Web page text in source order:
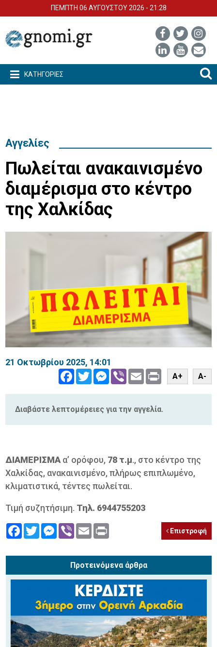
ΠΕΜΠΤΗ 06 ΑΥΓΟΥΣΤΟΥ 2026 - 21:28
ΚΑΤΗΓΟΡΙΕΣ
Αγγελίες
Πωλείται ανακαινισμένο
διαμέρισμα στο κέντρο
της Χαλκίδας
21 Οκτωβρίου 2025, 14:01
FacebookTwitterMessenger
Viber Email PrintA+ A-
Διαβάστε λεπτομέρειες για την αγγελία.
ΔΙΑΜΕΡΙΣΜΑα’ ορόφου, 78 τ.μ., στο κέντρο της
Χαλκίδας, ανακαινισμένο, πλήρως επιπλωμένο,
κλιματιστικά, τέντες πωλείται.
Τιμή συζητήσιμη. Τηλ. 6944755203
FacebookTwitterMessenger
Viber Email Επιστροφή
Προτεινόμενα άρθρα